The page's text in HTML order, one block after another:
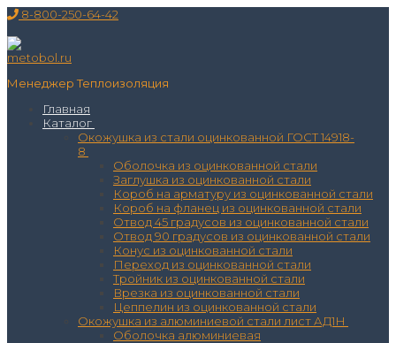
Перейти
содержимому
Меню
Закрыть
8-800-250-64-42
Менеджер Теплоизоляция
Главная
Каталог
Окожушка из стали оцинкованной ГОСТ 14918-
8
Оболочка из оцинкованной стали
Заглушка из оцинкованной стали
Короб на арматуру из оцинкованной стали
Короб на фланец из оцинкованной стали
Отвод 45 градусов из оцинкованной стали
Отвод 90 градусов из оцинкованной стали
Конус из оцинкованной стали
Переход из оцинкованной стали
Тройник из оцинкованной стали
Врезка из оцинкованной стали
Цеппелин из оцинкованной стали
Окожушка из алюминиевой стали лист АД1Н
Оболочка алюминиевая